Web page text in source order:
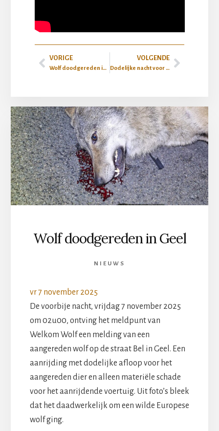
VORIGE
Wolf doodgereden in Geel
VOLGENDE
Dodelijke nacht voor wolven op de Limburgse noord-zuidverbinding N74
Wolf doodgereden in Geel
NIEUWS
vr 7 november 2025
De voorbije nacht, vrijdag 7 november 2025
om 02u00, ontving het meldpunt van
Welkom Wolf een melding van een
aangereden wolf op de straat Bel in Geel. Een
aanrijding met dodelijke afloop voor het
aangereden dier en alleen materiële schade
voor het aanrijdende voertuig. Uit foto’s bleek
dat het daadwerkelijk om een wilde Europese
wolf ging.